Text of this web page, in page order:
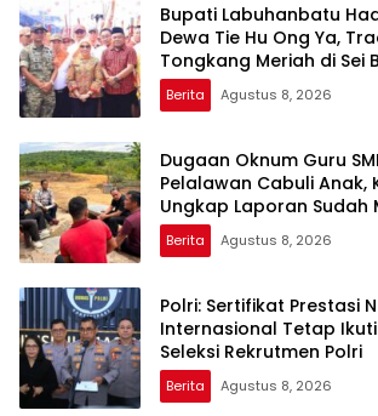
Bupati Labuhanbatu
Dewa Tie Hu Ong Ya,
Tongkang Meriah di Sei
Berita Agustus 8, 2026
Dugaan Oknum Guru
Pelalawan Cabuli Anak,
Ungkap Laporan Sudah
Sejak Juli
Berita Agustus 8, 2026
Polri: Sertifikat Prestasi
Internasional Tetap
Seleksi Rekrutmen Polri
Berita Agustus 8, 2026